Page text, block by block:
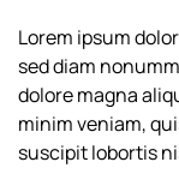
Lorem ipsum
sed diam
dolore magna
minim veniam,
suscipit lobortis